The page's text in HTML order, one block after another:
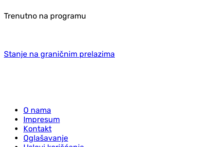
Trenutno na programu
Stanje na graničnim prelazima
O nama
Impresum
Kontakt
Oglašavanje